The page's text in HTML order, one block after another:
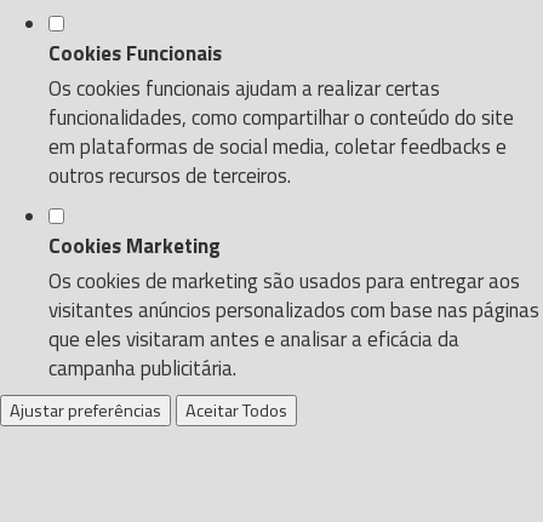
Cookies Funcionais
Os cookies funcionais ajudam a realizar certas
funcionalidades, como compartilhar o conteúdo do site
em plataformas de social media, coletar feedbacks e
outros recursos de terceiros.
Cookies Marketing
Os cookies de marketing são usados para entregar aos
visitantes anúncios personalizados com base nas páginas
que eles visitaram antes e analisar a eficácia da
campanha publicitária.
Ajustar preferências Aceitar Todos